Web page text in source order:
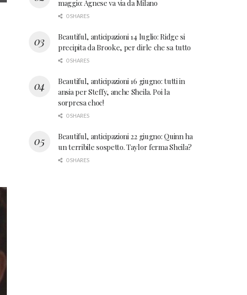
maggio: Agnese va via da Milano
0 SHARES
Beautiful, anticipazioni 14 luglio: Ridge si
precipita da Brooke, per dirle che sa tutto
0 SHARES
Beautiful, anticipazioni 16 giugno: tutti in
ansia per Steffy, anche Sheila. Poi la
sorpresa choc!
0 SHARES
Beautiful, anticipazioni 22 giugno: Quinn ha
un terribile sospetto. Taylor ferma Sheila?
0 SHARES